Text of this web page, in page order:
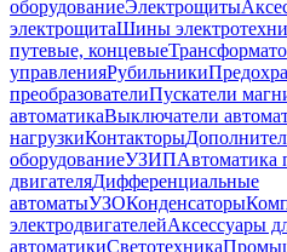
оборудованиеЭлектрощиты
электрощитаШины
путевые, концевые
управленияРубильники
преобразователиПускатели
автоматикаВыключатели
нагрузкиКонтакторы
оборудованиеУЗИПАвтоматика
двигателяДифференциальные
автоматыУЗОКонденсаторы
электродвигателейАксессуары
автоматикиСветотехника